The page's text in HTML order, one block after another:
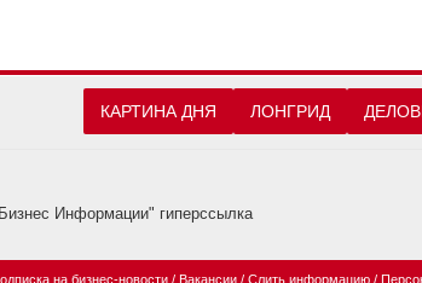
КАРТИНА ДНЯ ЛОНГРИД
Информации" гиперссылка
на бизнес-новости / Вакансии / Слить информацию /